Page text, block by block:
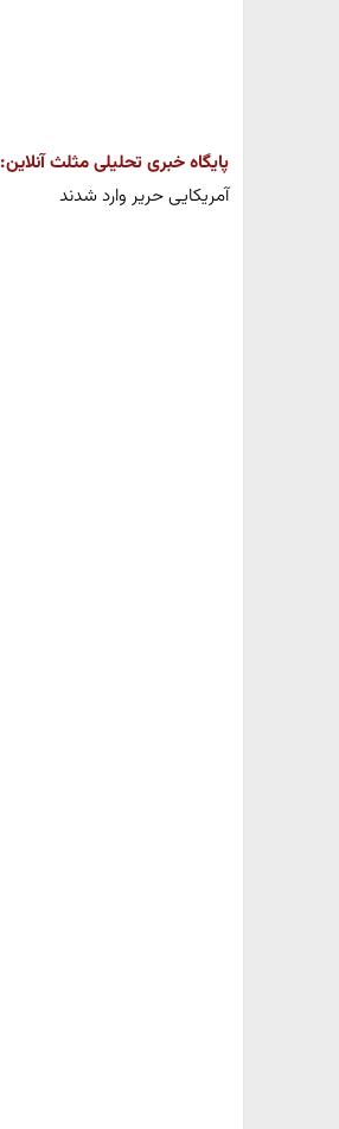
پایگاه خبری تحلیلی مثلث آنلاین:
آمریکایی حریر وارد شدند